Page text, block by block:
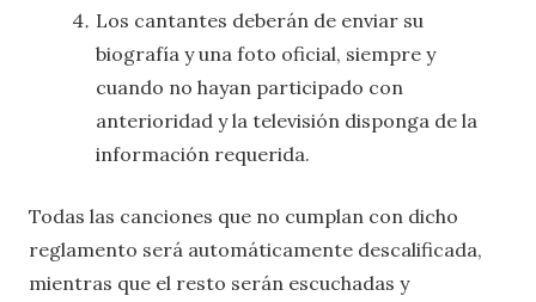
Los cantantes deberán de enviar su
biografía y una foto oficial, siempre y
cuando no hayan participado con
anterioridad y la televisión disponga de la
información requerida.
Todas las canciones que no cumplan con dicho
reglamento será automáticamente descalificada,
mientras que el resto serán escuchadas y